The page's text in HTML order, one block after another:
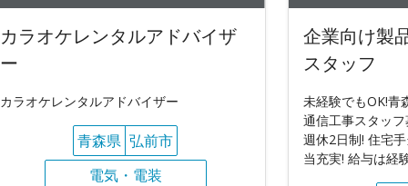
カラオケレンタルアドバイザ
ー
カラオケレンタルアドバイザー
青森県 弘前市
電気・電装
企業向け製
スタッフ
未経験でもOK!青
通信工事スタッ
週休2日制! 住宅
当充実! 給与は経